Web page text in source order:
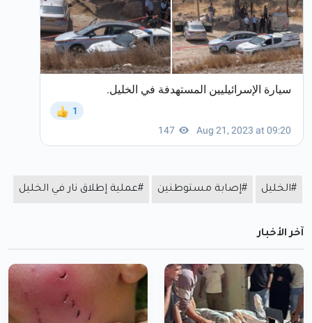
#الخليل #إصابة مستوطنين #عملية إطلاق نار في الخليل
آخر الأخبار